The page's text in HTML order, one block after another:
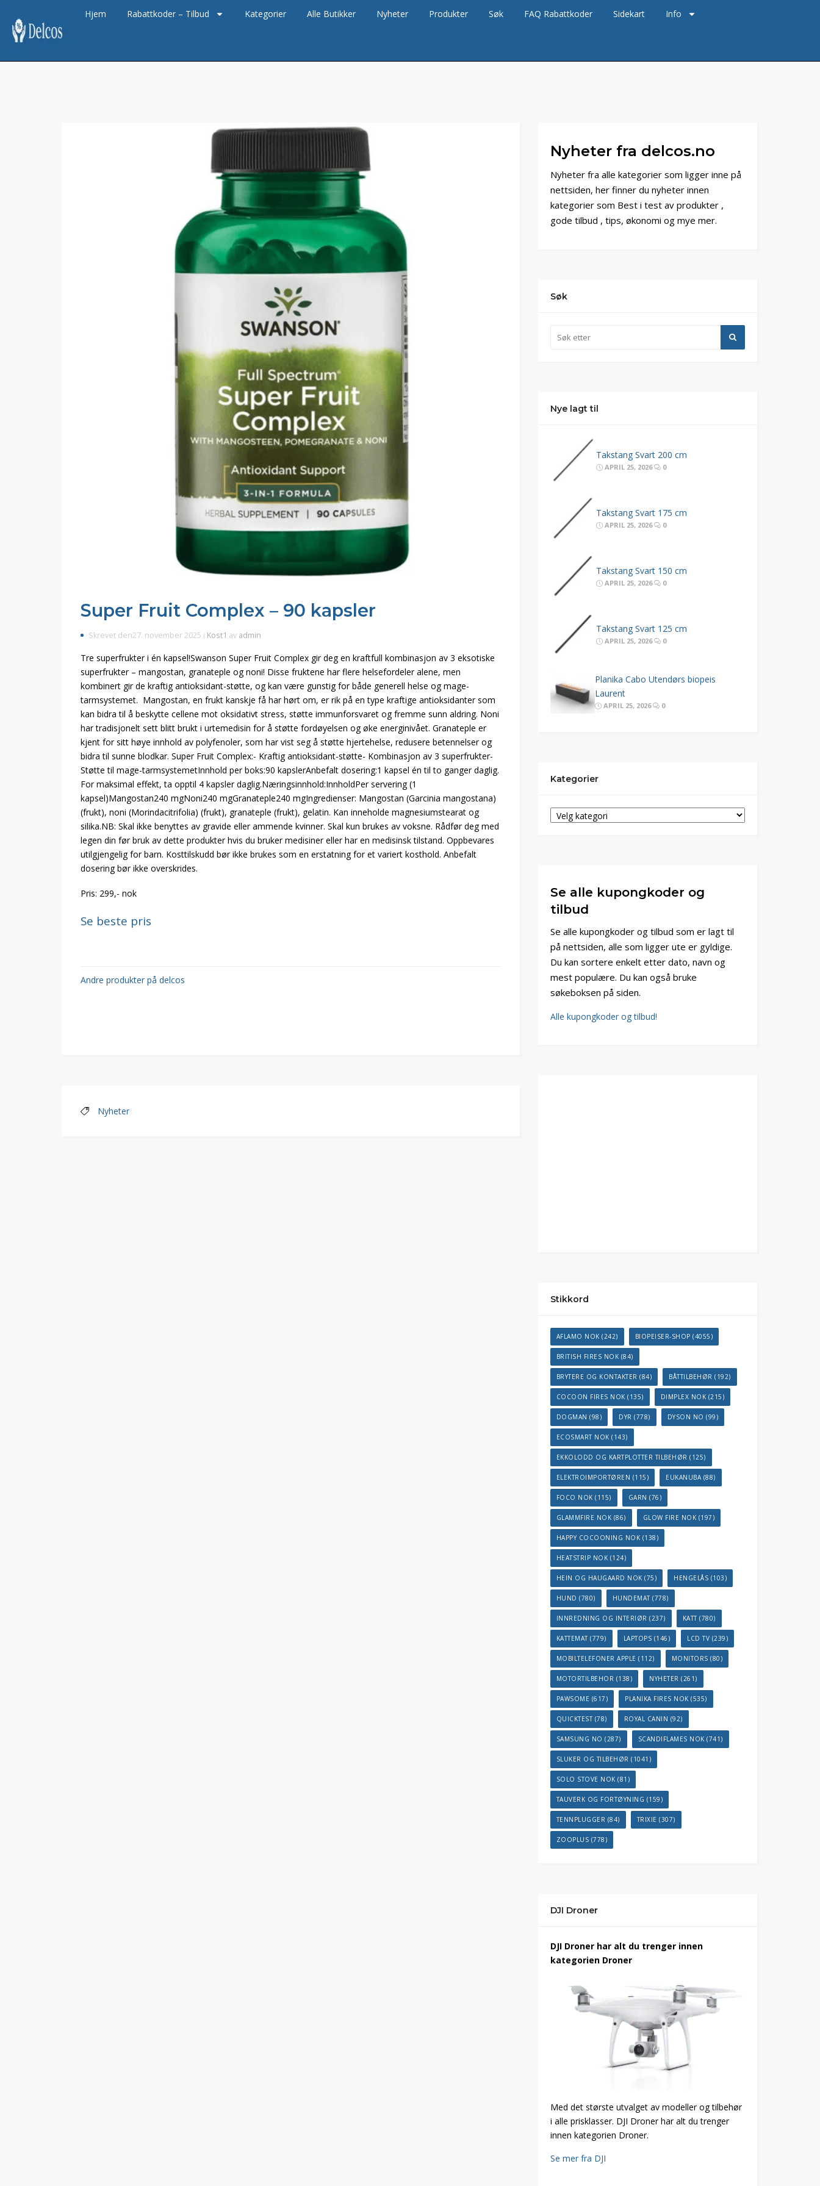
Hjem Rabattkoder – Tilbud Kategorier Alle Butikker Nyheter Produkter Søk FAQ Rabattkoder Sidekart Info
Super Fruit Complex – 90 kapsler
Skrevet den27. november 2025 i Kost1 av admin
Tre superfrukter i én kapsel!Swanson Super Fruit Complex gir deg en kraftfull kombinasjon av 3 eksotiske
superfrukter – mangostan, granateple og noni! Disse fruktene har flere helsefordeler alene, men
kombinert gir de kraftig antioksidant-støtte, og kan være gunstig for både generell helse og mage-
tarmsystemet. Mangostan, en frukt kanskje få har hørt om, er rik på en type kraftige antioksidanter som
kan bidra til å beskytte cellene mot oksidativt stress, støtte immunforsvaret og fremme sunn aldring. Noni
har tradisjonelt sett blitt brukt i urtemedisin for å støtte fordøyelsen og øke energinivået. Granateple er
kjent for sitt høye innhold av polyfenoler, som har vist seg å støtte hjertehelse, redusere betennelser og
bidra til sunne blodkar. Super Fruit Complex:- Kraftig antioksidant-støtte- Kombinasjon av 3 superfrukter-
Støtte til mage-tarmsystemetInnhold per boks:90 kapslerAnbefalt dosering:1 kapsel én til to ganger daglig.
For maksimal effekt, ta opptil 4 kapsler daglig.Næringsinnhold:InnholdPer servering (1
kapsel)Mangostan240 mgNoni240 mgGranateple240 mgIngredienser: Mangostan (Garcinia mangostana)
(frukt), noni (Morindacitrifolia) (frukt), granateple (frukt), gelatin. Kan inneholde magnesiumstearat og
silika.NB: Skal ikke benyttes av gravide eller ammende kvinner. Skal kun brukes av voksne. Rådfør deg med
legen din før bruk av dette produkter hvis du bruker medisiner eller har en medisinsk tilstand. Oppbevares
utilgjengelig for barn. Kosttilskudd bør ikke brukes som en erstatning for et variert kosthold. Anbefalt
dosering bør ikke overskrides.
Pris: 299,- nok
Se beste pris
Andre produkter på delcos
Nyheter
Nyheter fra delcos.no
Nyheter fra alle kategorier som ligger inne på
nettsiden, her finner du nyheter innen
kategorier som Best i test av produkter ,
gode tilbud , tips, økonomi og mye mer.
Søk
Nye lagt til
Takstang Svart 200 cm
APRIL 25, 2026 0
Takstang Svart 175 cm
APRIL 25, 2026 0
Takstang Svart 150 cm
APRIL 25, 2026 0
Takstang Svart 125 cm
APRIL 25, 2026 0
Planika Cabo Utendørs biopeis
Laurent
APRIL 25, 2026 0
Kategorier
Se alle kupongkoder og
tilbud
Se alle kupongkoder og tilbud som er lagt til
på nettsiden, alle som ligger ute er gyldige.
Du kan sortere enkelt etter dato, navn og
mest populære. Du kan også bruke
søkeboksen på siden.
Alle kupongkoder og tilbud!
Stikkord
AFLAMO NOK (242) BIOPEISER-SHOP (4055)
BRITISH FIRES NOK (84)
BRYTERE OG KONTAKTER (84) BÅTTILBEHØR (192)
COCOON FIRES NOK (135) DIMPLEX NOK (215)
DOGMAN (98) DYR (778) DYSON NO (99)
ECOSMART NOK (143)
EKKOLODD OG KARTPLOTTER TILBEHØR (125)
ELEKTROIMPORTØREN (115) EUKANUBA(88)
FOCO NOK (115) GARN (76)
GLAMMFIRE NOK (86) GLOW FIRE NOK (197)
HAPPY COCOONING NOK (138)
HEATSTRIP NOK (124)
HEIN OG HAUGAARD NOK (75) HENGELÅS (103)
HUND (780) HUNDEMAT(778)
INNREDNING OG INTERIØR (237) KATT(780)
KATTEMAT(779) LAPTOPS (146) LCD TV (239)
MOBILTELEFONER APPLE (112) MONITORS (80)
MOTORTILBEHOR (138) NYHETER (261)
PAWSOME (617) PLANIKA FIRES NOK (535)
QUICKTEST(78) ROYAL CANIN (92)
SAMSUNG NO (287) SCANDIFLAMES NOK (741)
SLUKER OG TILBEHØR (1041)
SOLO STOVE NOK (81)
TAUVERK OG FORTØYNING (159)
TENNPLUGGER (84) TRIXIE (307)
ZOOPLUS (778)
DJI Droner
DJI Droner har alt du trenger innen
kategorien Droner
Med det største utvalget av modeller og tilbehør
i alle prisklasser. DJI Droner har alt du trenger
innen kategorien Droner.
Se mer fra DJI